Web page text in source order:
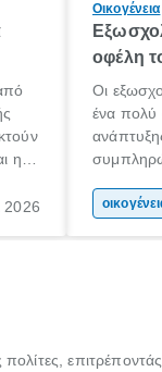
η
2026
Οικογένεια
οφέλη
Οι
ένα πολύ
της
πολίτες,